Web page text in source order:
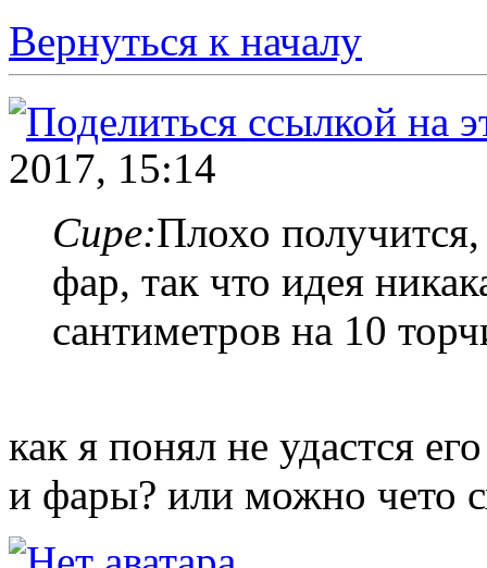
Вернуться к началу
2017, 15:14
Cupe:Плохо
фар, так что идея
сантиметров на 10
как я понял не удастся
и фары? или можно чето